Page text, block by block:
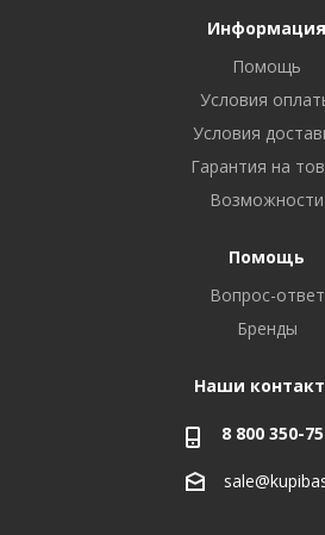
Информация
Помощь
Условия
Условия
Гарантия на
Возможности
Помощь
Вопрос-ответ
Бренды
Наши
8 800 350-